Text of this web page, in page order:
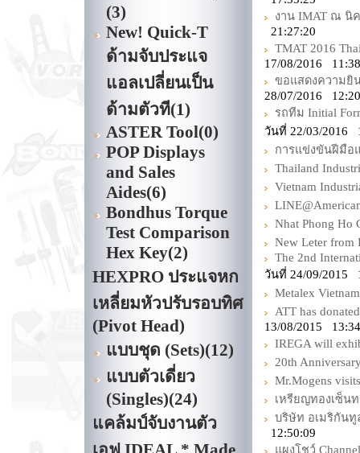
(3)
New! Quick-T
ด้ามจับประแจ
แอลเปลี่ยนเป็น
ด้ามตัวที(1)
ASTER Tool(0)
POP Displays
and Sales
Aides(6)
Bondhus Torque
Test Comparison
Hex Key(2)
HEXPRO ประแจหก
เหลี่ยมหัวปรับรอบทิศ
(Pivot Head)
แบบชุด (Sets)(12)
แบบตัวเดี่ยว
(Singles)(24)
แคล้มป์จับงานตัว
งาน IMAT ณ นิ
21:27:20
TMAT 2016
17/08/2016
ขอแสดงความยิ
28/07/2016
รถทีม Initial
วันที่ 22/03/2016
การแข่งขันฝีมือ
Thailand
Vietnam
Nhat Phong Ho
New Leter from
The 2nd
วันที่ 24/09/2015
Metalex
ATT has
13/08/2015
IREGA will
20th
Mr.Mogens
เหรียญทองเซ็น
บริษัท อเมริกันทู
12:50:09
แผงโชว์